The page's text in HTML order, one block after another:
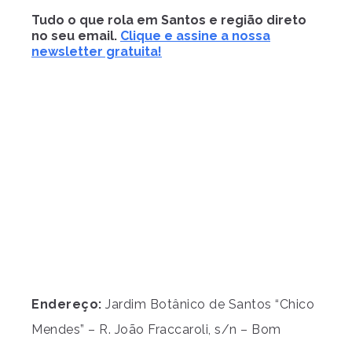
Tudo o que rola em Santos e região direto
no seu email. Clique e assine a nossa
newsletter gratuita!
Endereço: Jardim Botânico de Santos “Chico
Mendes” – R. João Fraccaroli, s/n – Bom